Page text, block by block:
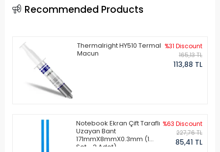
Recommended Products
Thermalright HY510 Termal
Macun
%31 Discount
165,13 TL
113,88 TL
Notebook Ekran Çift Taraflı
Uzayan Bant
171mmX8mmX0.3mm (1
Set - 2 Adet)
%63 Discount
227,76 TL
85,41 TL